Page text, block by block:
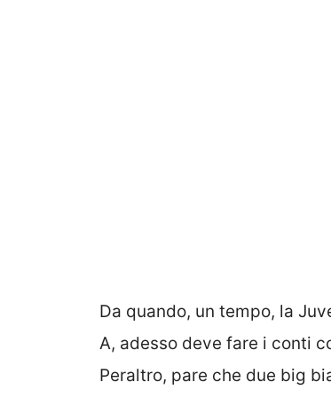
Da quando, un tempo, la
A, adesso deve fare i conti
Peraltro, pare che due big